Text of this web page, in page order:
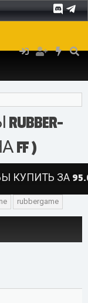
FF )
КУПИТЬ ЗА
rubbergame